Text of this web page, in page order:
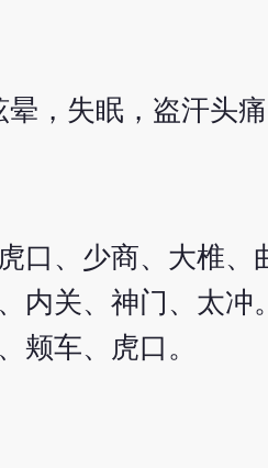
，失眠，盗汗头
口、少商、大椎、
内关、神门、太冲。
颊车、虎口。